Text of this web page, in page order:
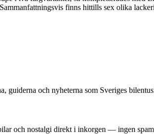
finns hittills sex olika
guiderna och nyheterna som Sveriges
och nostalgi direkt i inkorgen — ingen